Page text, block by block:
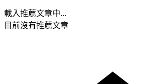
載入推薦文章中...
目前沒有推薦文章